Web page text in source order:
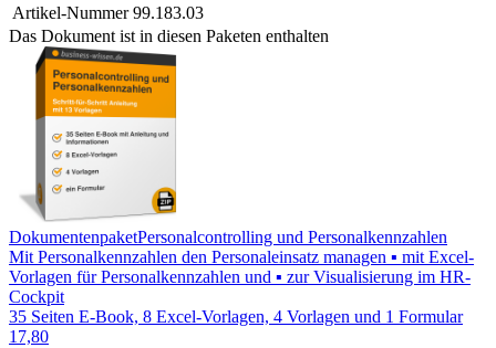
Artikel-Nummer 99.183.03
Das Dokument ist in diesen Paketen enthalten
DokumentenpaketPersonalcontrolling und Personalkennzahlen
Mit Personalkennzahlen den Personaleinsatz managen ▪ mit Excel-
Vorlagen für Personalkennzahlen und ▪ zur Visualisierung im HR-
Cockpit
35 Seiten E-Book, 8 Excel-Vorlagen, 4 Vorlagen und 1 Formular
17,80